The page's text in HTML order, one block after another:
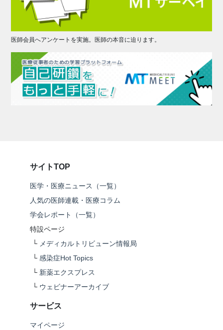
医師会員へアンケートを実施。医師の本音に迫ります。
サイトTOP
医学・医療ニュース（一覧）
人気の医師連載・医療コラム
学会レポート（一覧）
特設ページ
└ メディカルトリビューン情報局
└ 感染症Hot Topics
└ 新薬エクスプレス
└ ウェビナーアーカイブ
サービス
マイページ